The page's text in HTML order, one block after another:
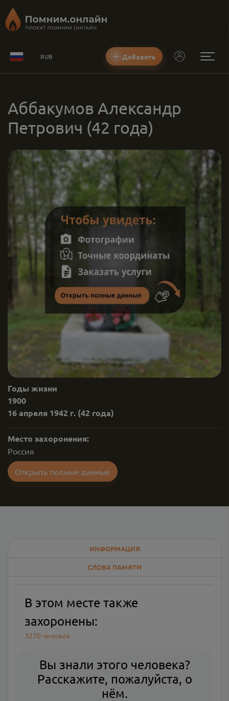
RUB Добавить
Аббакумов Александр
Петрович (42 года)
Годы жизни
1900
16 апреля 1942 г. (42 года)
Место захоронения:
Россия
Открыть полные данные
ИНФОРМАЦИЯ
СЛОВА ПАМЯТИ
В этом месте также
захоронены:
3270 человек
Вы знали этого человека?
Расскажите, пожалуйста, о
нём.